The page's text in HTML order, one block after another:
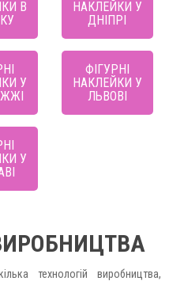
В
НАКЛЕЙКИ У
ДНІПРІ
У
ФІГУРНІ
НАКЛЕЙКИ У
ЛЬВОВІ
У
технологій виробництва,